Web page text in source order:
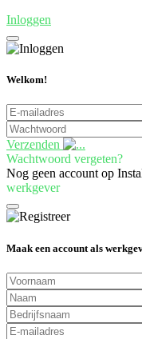
Inloggen
Welkom!
Verzenden
Wachtwoord vergeten?
Nog geen account op
werkgever
Maak een account als